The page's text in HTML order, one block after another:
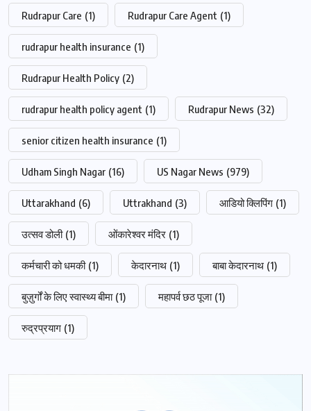
Rudrapur Care (1) Rudrapur Care Agent (1)
rudrapur health insurance (1)
Rudrapur Health Policy (2)
rudrapur health policy agent (1) Rudrapur News (32)
senior citizen health insurance (1)
Udham Singh Nagar (16) US Nagar News (979)
Uttarakhand (6) Uttrakhand (3) आडियो क्लिपिंग (1)
उत्सव डोली (1) ओंकारेश्वर मंदिर (1)
कर्मचारी को धमकी (1) केदारनाथ (1) बाबा केदारनाथ (1)
बुज़ुर्गों के लिए स्वास्थ्य बीमा (1) महापर्व छठ पूजा (1)
रुद्रप्रयाग (1)